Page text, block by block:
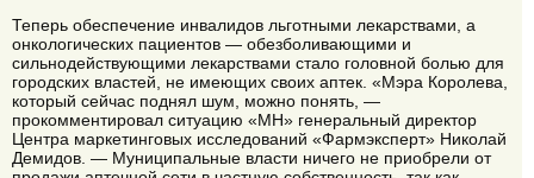
Теперь обеспечение инвалидов льготными лекарствами, а
онкологических пациентов — обезболивающими и
сильнодействующими лекарствами стало головной болью для
городских властей, не имеющих своих аптек. «Мэра Королева,
который сейчас поднял шум, можно понять, —
прокомментировал ситуацию «МН» генеральный директор
Центра маркетинговых исследований «Фармэксперт» Николай
Демидов. — Муниципальные власти ничего не приобрели от